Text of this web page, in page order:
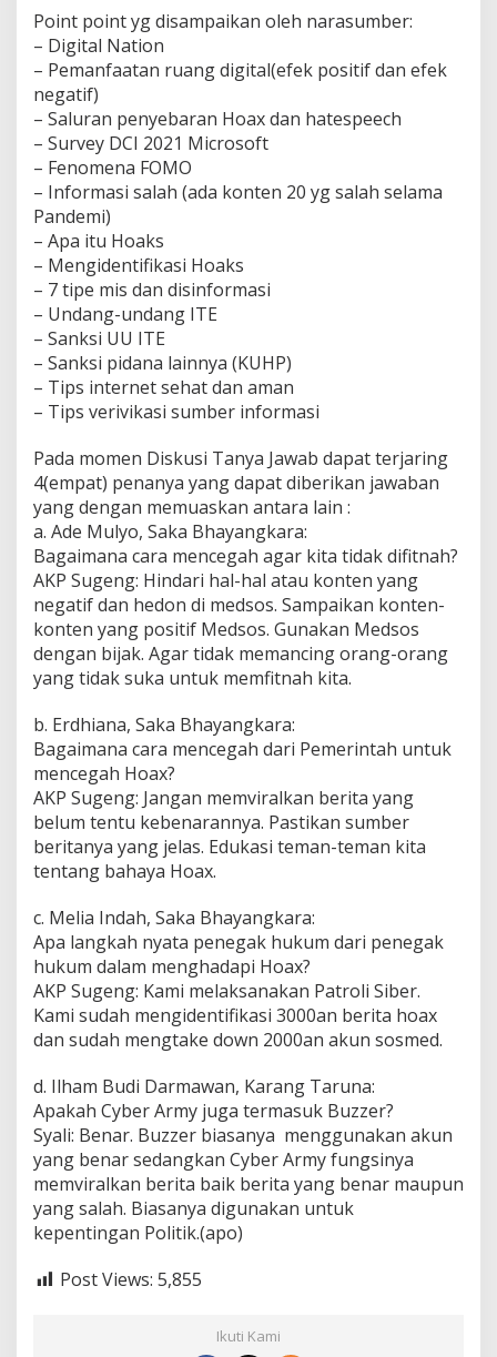
Point point yg disampaikan oleh narasumber:
– Digital Nation
– Pemanfaatan ruang digital(efek positif dan efek
negatif)
– Saluran penyebaran Hoax dan hatespeech
– Survey DCI 2021 Microsoft
– Fenomena FOMO
– Informasi salah (ada konten 20 yg salah selama
Pandemi)
– Apa itu Hoaks
– Mengidentifikasi Hoaks
– 7 tipe mis dan disinformasi
– Undang-undang ITE
– Sanksi UU ITE
– Sanksi pidana lainnya (KUHP)
– Tips internet sehat dan aman
– Tips verivikasi sumber informasi
Pada momen Diskusi Tanya Jawab dapat terjaring
4(empat) penanya yang dapat diberikan jawaban
yang dengan memuaskan antara lain :
a. Ade Mulyo, Saka Bhayangkara:
Bagaimana cara mencegah agar kita tidak difitnah?
AKP Sugeng: Hindari hal-hal atau konten yang
negatif dan hedon di medsos. Sampaikan konten-
konten yang positif Medsos. Gunakan Medsos
dengan bijak. Agar tidak memancing orang-orang
yang tidak suka untuk memfitnah kita.
b. Erdhiana, Saka Bhayangkara:
Bagaimana cara mencegah dari Pemerintah untuk
mencegah Hoax?
AKP Sugeng: Jangan memviralkan berita yang
belum tentu kebenarannya. Pastikan sumber
beritanya yang jelas. Edukasi teman-teman kita
tentang bahaya Hoax.
c. Melia Indah, Saka Bhayangkara:
Apa langkah nyata penegak hukum dari penegak
hukum dalam menghadapi Hoax?
AKP Sugeng: Kami melaksanakan Patroli Siber.
Kami sudah mengidentifikasi 3000an berita hoax
dan sudah mengtake down 2000an akun sosmed.
d. Ilham Budi Darmawan, Karang Taruna:
Apakah Cyber Army juga termasuk Buzzer?
Syali: Benar. Buzzer biasanya menggunakan akun
yang benar sedangkan Cyber Army fungsinya
memviralkan berita baik berita yang benar maupun
yang salah. Biasanya digunakan untuk
kepentingan Politik.(apo)
Post Views: 5,855
Ikuti Kami